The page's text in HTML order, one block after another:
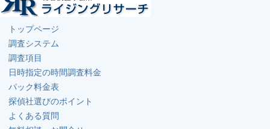
トップページ
調査システム
調査項目
日時指定の時間調査料金
パック料金表
探偵社選びのポイント
よくある質問